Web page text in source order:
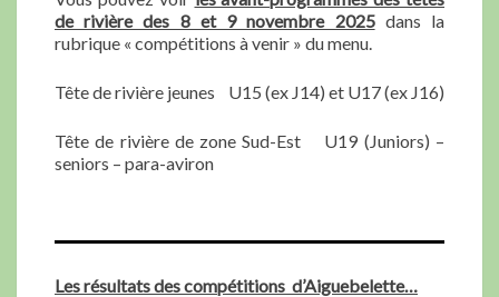
de rivière des 8 et 9 novembre 2025dans la
rubrique « compétitions à venir » du menu.
Tête de rivière jeunes U15 (ex J14) et U17 (ex J16)
Tête de rivière de zone Sud-Est U19 (Juniors) –
seniors – para-aviron
Les résultats des compétitions d’Aiguebelette…